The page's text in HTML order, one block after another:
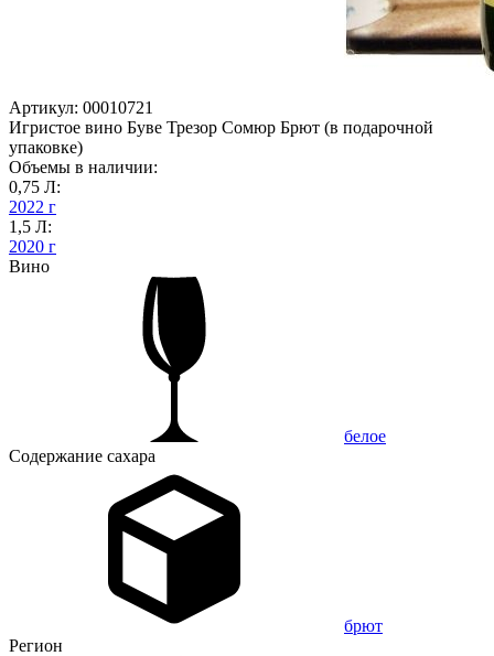
Артикул: 00010721
Игристое вино Буве Трезор Сомюр Брют (в подарочной
упаковке)
Объемы в наличии:
0,75 Л:
2022 г
1,5 Л:
2020 г
Вино
белое
Содержание сахара
брют
Регион